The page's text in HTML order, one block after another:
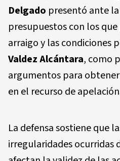
Delgado presentó ante
presupuestos con los
arraigo y las condiciones
Valdez Alcántara, como
argumentos para
en el recurso de
La defensa sostiene que
irregularidades ocurridas